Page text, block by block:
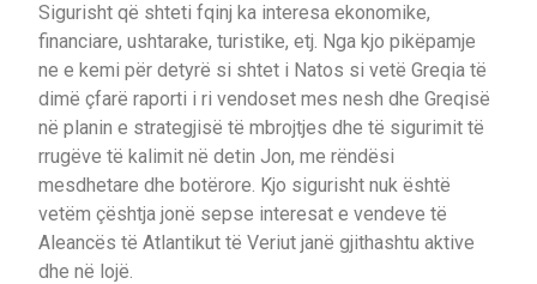
Sigurisht që shteti fqinj ka interesa ekonomike,
financiare, ushtarake, turistike, etj. Nga kjo pikëpamje
ne e kemi për detyrë si shtet i Natos si vetë Greqia të
dimë çfarë raporti i ri vendoset mes nesh dhe Greqisë
në planin e strategjisë të mbrojtjes dhe të sigurimit të
rrugëve të kalimit në detin Jon, me rëndësi
mesdhetare dhe botërore. Kjo sigurisht nuk është
vetëm çështja jonë sepse interesat e vendeve të
Aleancës të Atlantikut të Veriut janë gjithashtu aktive
dhe në lojë.